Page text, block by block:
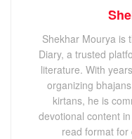
Shekhar Mourya is
Diary, a trusted
literature. With
organizing
kirtans, he is
devotional content
read format